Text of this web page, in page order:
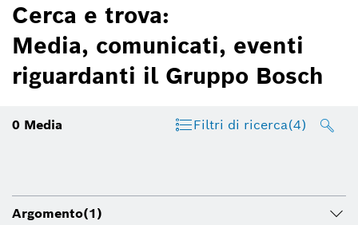
Cerca e trova:
Media, comunicati, eventi
riguardanti il Gruppo Bosch
0 Media Filtri di ricerca(4)
Argomento(1)